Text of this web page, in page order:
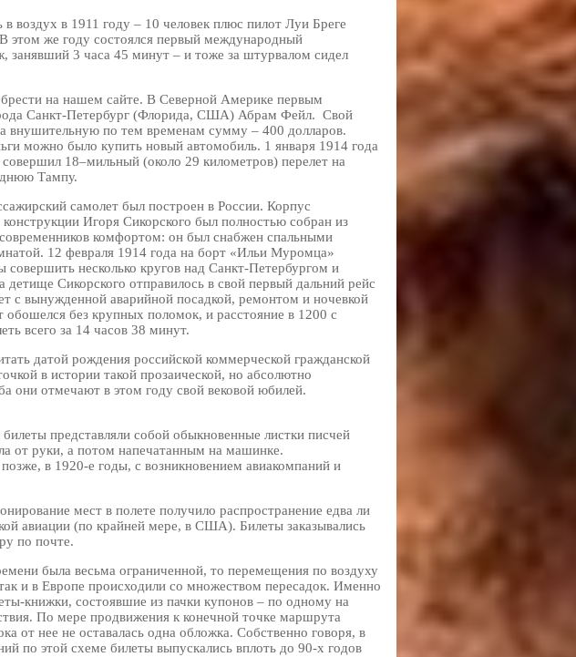
воздух в 1911 году – 10 человек плюс пилот Луи Бреге
этом же году состоялся первый международный
занявший 3 часа 45 минут – и тоже за штурвалом сидел
на нашем сайте. В Северной Америке первым
Санкт-Петербург (Флорида, США) Абрам Фейл. Свой
внушительную по тем временам сумму – 400 долларов.
можно было купить новый автомобиль. 1 января 1914 года
18–мильный (около 29 километров) перелет на
Тампу.
самолет был построен в России. Корпус
Игоря Сикорского был полностью собран из
комфортом: он был снабжен спальными
12 февраля 1914 года на борт «Ильи Муромца»
совершить несколько кругов над Санкт-Петербургом и
Сикорского отправилось в свой первый дальний рейс
с вынужденной аварийной посадкой, ремонтом и ночевкой
обошелся без крупных поломок, и расстояние в 1200 с
всего за 14 часов 38 минут.
датой рождения российской коммерческой гражданской
в истории такой прозаической, но абсолютно
они отмечают в этом году свой вековой юбилей.
представляли собой обыкновенные листки писчей
от руки, а потом напечатанным на машинке.
в 1920-е годы, с возникновением авиакомпаний и
мест в полете получило распространение едва ли
авиации (по крайней мере, в США). Билеты заказывались
по почте.
была весьма ограниченной, то перемещения по воздуху
и в Европе происходили со множеством пересадок. Именно
книжки, состоявшие из пачки купонов – по одному на
По мере продвижения к конечной точке маршрута
от нее не оставалась одна обложка. Собственно говоря, в
по этой схеме билеты выпускались вплоть до 90-х годов